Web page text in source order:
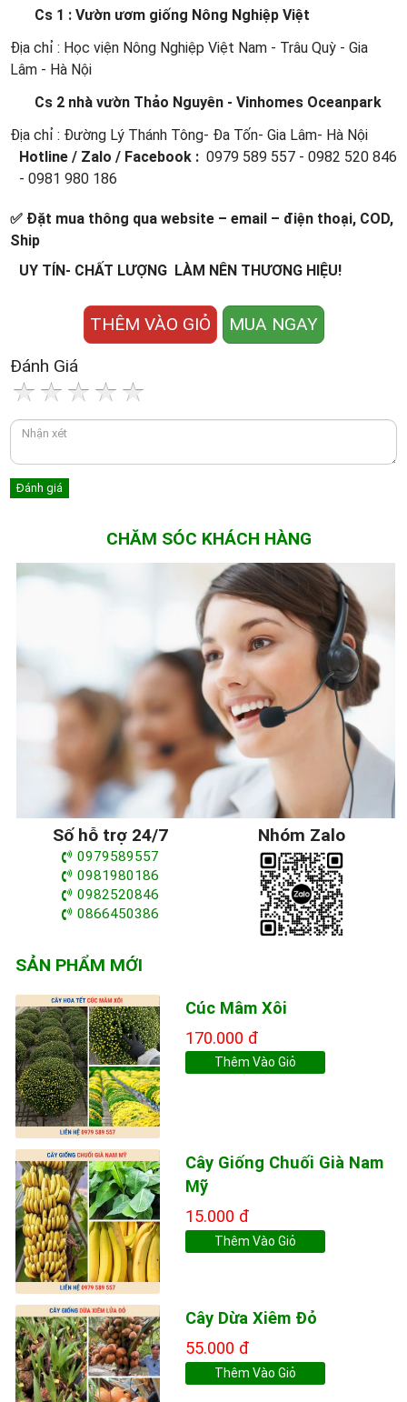
Cs 1 : Vườn ươm giống Nông Nghiệp Việt
Địa chỉ : Học viện Nông Nghiệp Việt Nam - Trâu Quỳ - Gia
Lâm - Hà Nội
Cs 2 nhà vườn Thảo Nguyên - Vinhomes Oceanpark
Địa chỉ : Đường Lý Thánh Tông- Đa Tốn- Gia Lâm- Hà Nội
Hotline / Zalo / Facebook : 0979 589 557 - 0982 520 846
- 0981 980 186
✅ Đặt mua thông qua website – email – điện thoại, COD,
Ship
UY TÍN- CHẤT LƯỢNG LÀM NÊN THƯƠNG HIỆU!
THÊM VÀO GIỎ
MUA NGAY
Đánh Giá
CHĂM SÓC KHÁCH HÀNG
Số hỗ trợ 24/7
0979589557
0981980186
0982520846
0866450386
Nhóm Zalo
SẢN PHẨM MỚI
Cúc Mâm Xôi
170.000 đ
Thêm Vào Giỏ
Cây Giống Chuối Già Nam
Mỹ
15.000 đ
Thêm Vào Giỏ
Cây Dừa Xiêm Đỏ
55.000 đ
Thêm Vào Giỏ